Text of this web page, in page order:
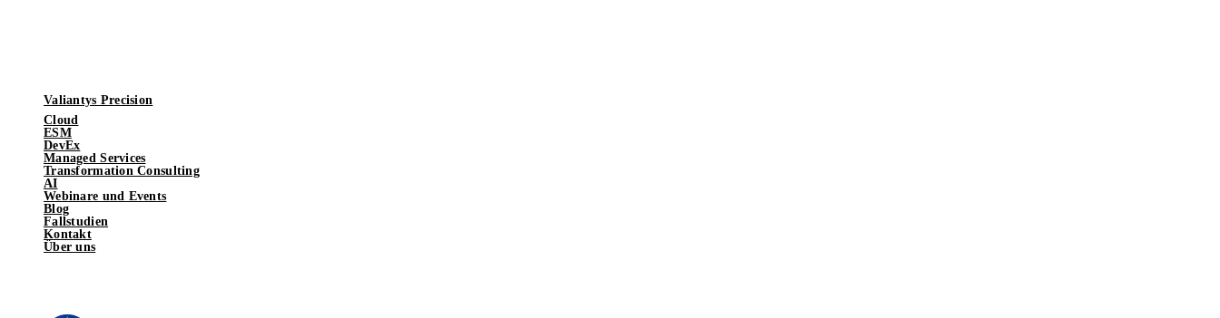
Valiantys Precision
Cloud
ESM
DevEx
Managed Services
Transformation Consulting
AI
Webinare und Events
Blog
Fallstudien
Kontakt
Über uns